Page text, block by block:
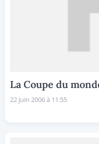
La Coupe du
22 juin 2006 à 11:55